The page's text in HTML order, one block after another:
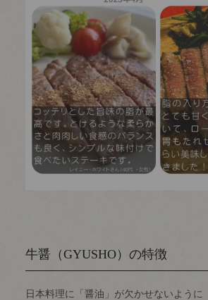
牛醤（GYUSHO）の特徴
日本料理に「醤油」が欠かせないように